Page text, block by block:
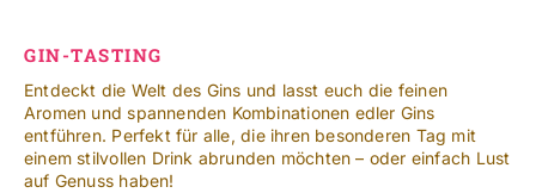
GIN-TASTING
Entdeckt die Welt des Gins und lasst euch die feinen
Aromen und spannenden Kombinationen edler Gins
entführen. Perfekt für alle, die ihren besonderen Tag mit
einem stilvollen Drink abrunden möchten – oder einfach Lust
auf Genuss haben!